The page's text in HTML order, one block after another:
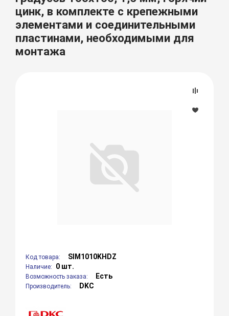
цинк, в комплекте с крепежными
элементами и соединительными
пластинами, необходимыми для
монтажа
Код товара: SIM1010KHDZ
Наличие: 0 шт.
Возможность заказа: Есть
Производитель: DKC